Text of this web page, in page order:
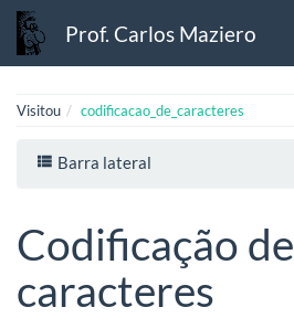
Prof. Carlos Maziero
Visitou codificacao_de_caracteres
Barra lateral
Codificação de
caracteres